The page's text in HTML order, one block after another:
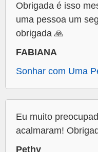
Obrigada é isso
uma pessoa um
obrigada 🙏
FABIANA
Sonhar com Uma
Eu muito
acalmaram!
Pethy